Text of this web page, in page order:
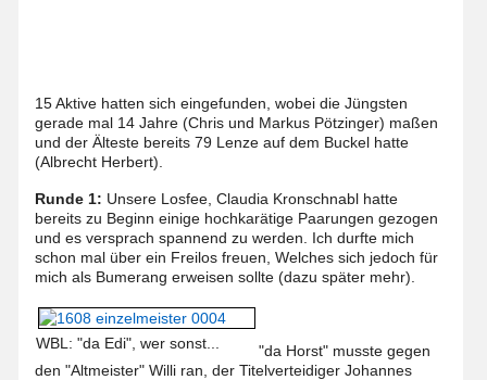
15 Aktive hatten sich eingefunden, wobei die Jüngsten
gerade mal 14 Jahre (Chris und Markus Pötzinger) maßen
und der Älteste bereits 79 Lenze auf dem Buckel hatte
(Albrecht Herbert).
Runde 1: Unsere Losfee, Claudia Kronschnabl hatte
bereits zu Beginn einige hochkarätige Paarungen gezogen
und es versprach spannend zu werden. Ich durfte mich
schon mal über ein Freilos freuen, Welches sich jedoch für
mich als Bumerang erweisen sollte (dazu später mehr).
WBL: "da Edi", wer sonst...
"da Horst" musste gegen
den "Altmeister" Willi ran, der Titelverteidiger Johannes